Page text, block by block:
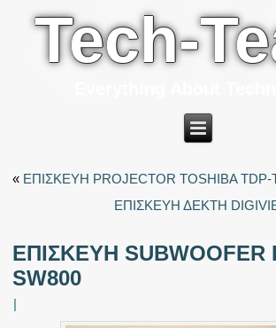
Tech-
« ΕΠΙΣΚΕΥΗ PROJECTOR TOSHIBA TDP-
ΕΠΙΣΚΕΥΗ ΔΕΚΤΗ
ΕΠΙΣΚΕΥΗ SUBWOOFER
SW800
|